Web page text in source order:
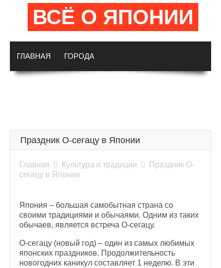
ВСЁ О ЯПОНИИ
ГЛАВНАЯ ГОРОДА
Праздник О-сегацу в Японии
Главная  Культура и традиции 
Праздник О-
сегацу в Японии
Япония – большая самобытная страна со
своими традициями и обычаями. Одним из таких
обычаев, является встреча О-сегацу.
О-сегацу (новый год) – один из самых любимых
японских праздников. Продолжительность
новогодних каникул составляет 1 неделю. В эти